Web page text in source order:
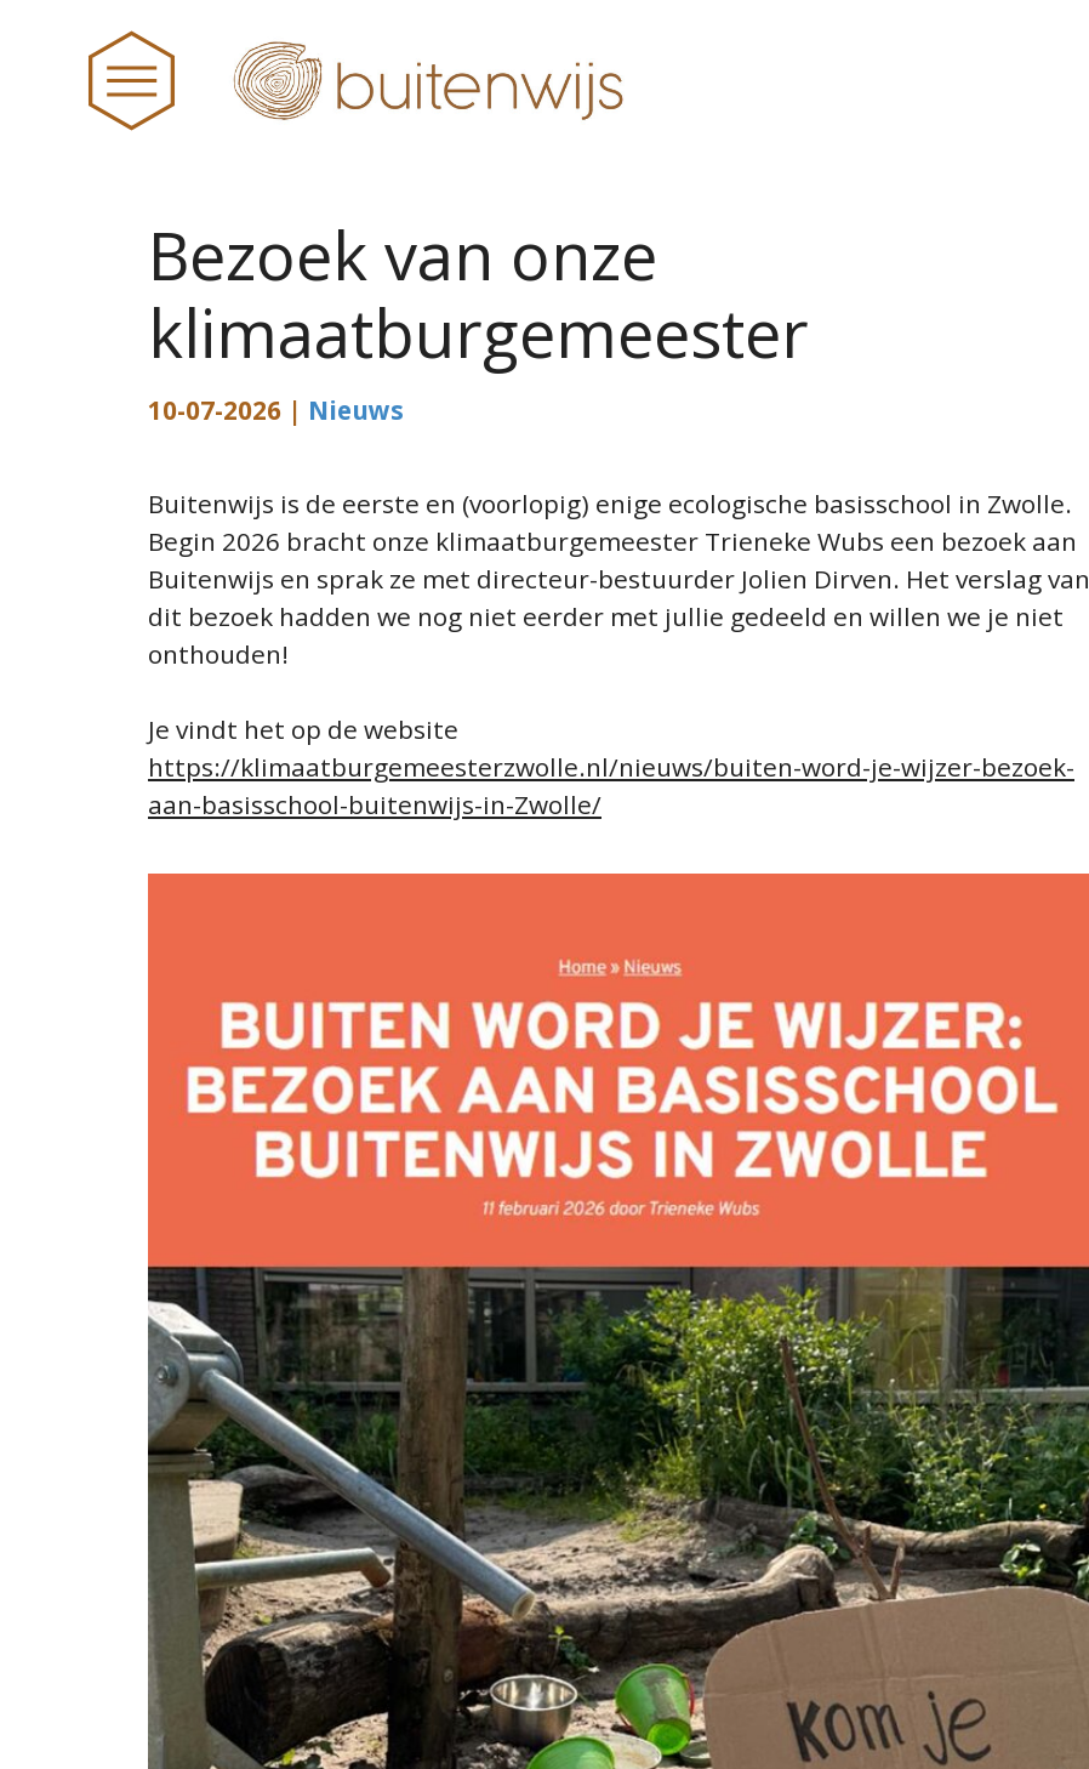
Bezoek van onze
klimaatburgemeester
10-07-2026 | Nieuws
Buitenwijs is de eerste en (voorlopig) enige ecologische basisschool in Zwolle.
Begin 2026 bracht onze klimaatburgemeester Trieneke Wubs een bezoek aan
Buitenwijs en sprak ze met directeur-bestuurder Jolien Dirven. Het verslagvan
dit bezoek hadden we nog niet eerder met jullie gedeeld en willen we je niet
onthouden!
Je vindt het op de website
https://klimaatburgemeesterzwolle.nl/nieuws/buiten-word-je-wijzer-bezoek-
aan-basisschool-buitenwijs-in-Zwolle/
HOME
NIEUWS
BUITENWIJS
PRAKTISCHE ZAKEN
ONDERWIJS TRANSFORMEERT
DOCUMENTEN
STICHTINGSPROCES